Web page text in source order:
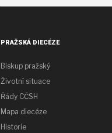
PRAŽSKÁ DIECÉZE
Biskup pražský
Životní situace
Řády CČSH
Mapa diecéze
Historie